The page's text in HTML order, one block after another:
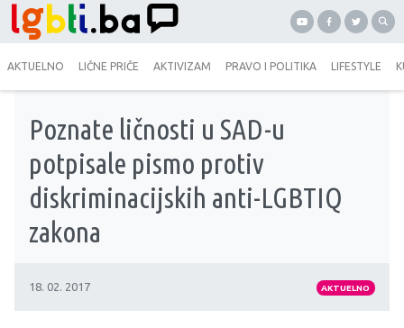
AKTUELNO LIČNE PRIČE AKTIVIZAM PRAVO I POLITIKA LIFESTYLE
Poznate ličnosti u SAD-u
potpisale pismo protiv
diskriminacijskih anti-LGBTIQ
zakona
18. 02. 2017 AKTUELNO